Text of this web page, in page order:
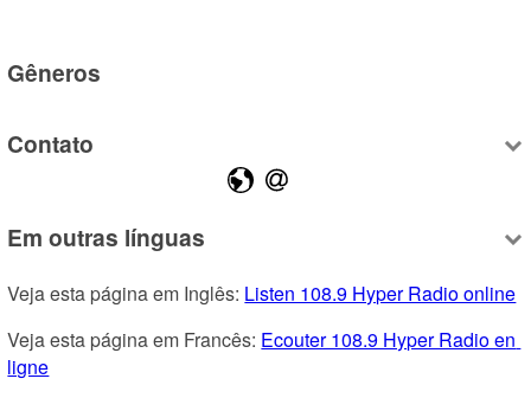
Gêneros
Contato
Em outras línguas
Veja esta página em Inglês: Listen 108.9 Hyper Radio online
Veja esta página em Francês: Ecouter 108.9 Hyper Radio en
ligne